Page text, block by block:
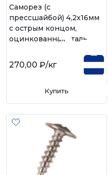
Саморез (с
прессшайбой) 4,2х16мм
с острым концом,
оцинкованная сталь
270,00 ₽/кг
Купить